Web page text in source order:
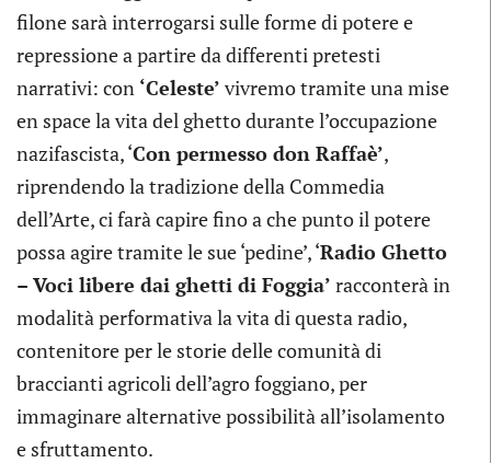
filone sarà interrogarsi sulle forme di potere e
repressione a partire da differenti pretesti
narrativi: con ‘Celeste’ vivremo tramite una mise
en space la vita del ghetto durante l’occupazione
nazifascista, ‘Con permesso don Raffaè’,
riprendendo la tradizione della Commedia
dell’Arte, ci farà capire fino a che punto il potere
possa agire tramite le sue ‘pedine’, ‘Radio Ghetto
– Voci libere dai ghetti di Foggia’ racconterà in
modalità performativa la vita di questa radio,
contenitore per le storie delle comunità di
braccianti agricoli dell’agro foggiano, per
immaginare alternative possibilità all’isolamento
e sfruttamento.